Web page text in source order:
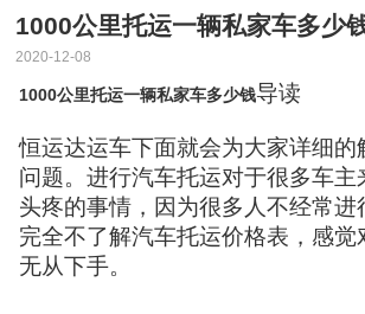
1000公里托运一辆私家车多少
2020-12-08
1000公里托运一辆私家车多少钱导读
恒运达运车下面就会为大家详细的
问题。进行汽车托运对于很多车主
头疼的事情，因为很多人不经常进
完全不了解汽车托运价格表，感觉
无从下手。